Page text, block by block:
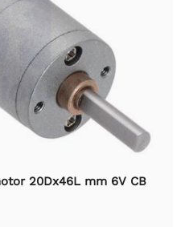
20Dx46L mm 6V CB